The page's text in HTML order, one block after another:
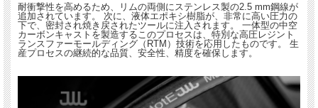
耐衝撃性を高めるため、リムの両側にステンレス製の2.5 mm鋼線が
追加されています。 次に、液体エポキシ樹脂が、非常に高い圧力の
下で、密封され焼き戻されたツールに注入されます。 一体型の中空
カーボンキャストを製造するこのプロセスは、特別な高圧レジント
ランスファーモールディング（RTM）技術を応用したものです。 生
産プロセスの継続的な品質、安全性、精度を確保します。